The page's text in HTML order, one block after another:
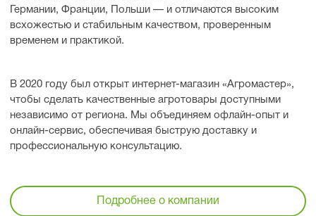
Германии, Франции, Польши — и отличаются высоким
всхожестью и стабильным качеством, проверенным
временем и практикой.
В 2020 году был открыт интернет-магазин «Агромастер»,
чтобы сделать качественные агротовары доступными
независимо от региона. Мы объединяем офлайн-опыт и
онлайн-сервис, обеспечивая быструю доставку и
профессиональную консультацию.
Подробнее о компании